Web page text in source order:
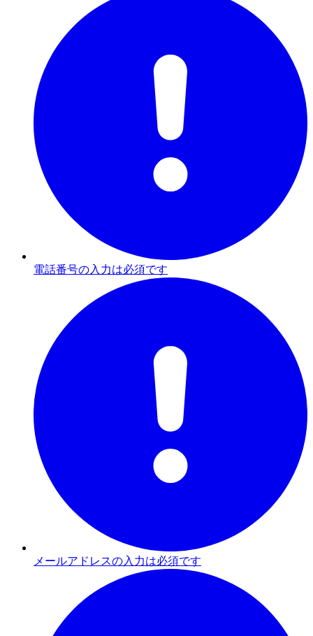
電話番号の入力は必須です
メールアドレスの入力は必須です